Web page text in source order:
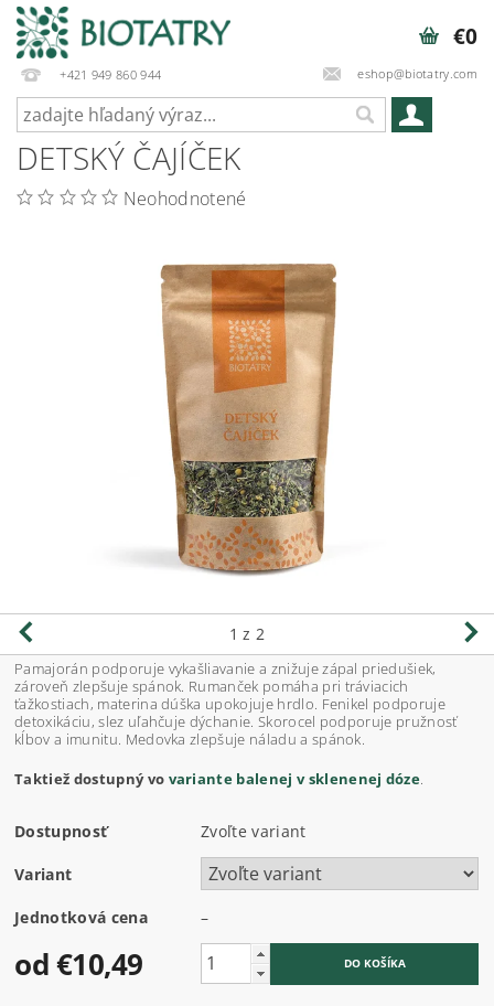
+421 949 860 944 eshop@biotatry.com
€0
DETSKÝ ČAJÍČEK
Neohodnotené
1 z 2
Pamajorán podporuje vykašliavanie a znižuje zápal priedušiek,
zároveň zlepšuje spánok. Rumanček pomáha pri tráviacich
ťažkostiach, materina dúška upokojuje hrdlo. Fenikel podporuje
detoxikáciu, slez uľahčuje dýchanie. Skorocel podporuje pružnosť
kĺbov a imunitu. Medovka zlepšuje náladu a spánok.
Taktiež dostupný vo variante balenej v sklenenej dóze
Dostupnosť Zvoľte variant
Variant
Jednotková cena –
od €10,49